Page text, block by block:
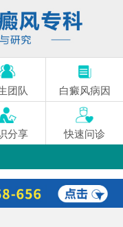
团队 白癜风病因
分享 快速问诊
治疗的吗>